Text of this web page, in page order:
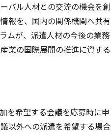
バル人材との交流の機会を創
報を、国内の関係機関へ共有
ムが、派遣人材の今後の業務
業の国際展開の推進に資する
を希望する会議を応募時に申
以外への派遣を希望する場合